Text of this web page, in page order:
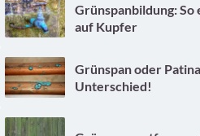
Grünspanbildung:
auf Kupfer
Grünspan oder
Unterschied!